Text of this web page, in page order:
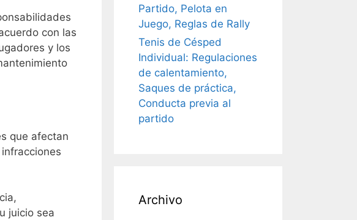
con las
y los
que afectan
juicio sea
Partido, Pelota en
Juego, Reglas de Rally
Tenis de Césped
Individual: Regulaciones
de calentamiento,
Saques de práctica,
Conducta previa al
partido
Archivo